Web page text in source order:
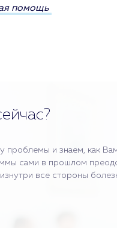
помощь
проблемы и знаем, как
сами в прошлом
все стороны